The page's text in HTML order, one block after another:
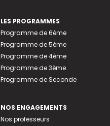
LES PROGRAMMES
Programme de 6ème
Programme de 5ème
Programme de 4ème
Programme de 3ème
Programme de Seconde
NOS ENGAGEMENTS
Nos professeurs